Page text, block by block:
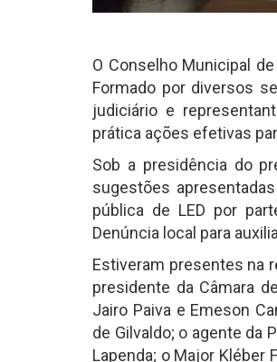
O Conselho Municipal
Formado por diversos
judiciário e
prática ações efetivas
Sob a presidência do
sugestões
pública de LED por
Denúncia local para
Estiveram presentes na
presidente da Câmara
Jairo Paiva e Emeson
de Gilvaldo; o agente da
Lapenda; o Major Kléber